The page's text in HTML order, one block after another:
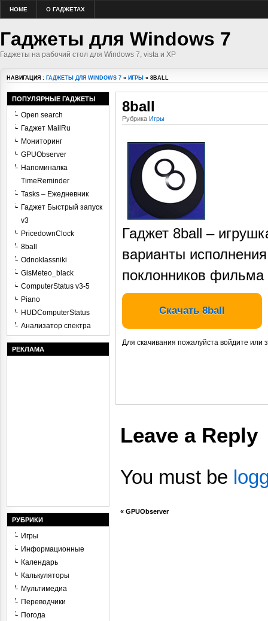
HOME О ГАДЖЕТАХ
Гаджеты для Windows 7
Гаджеты на рабочий стол для Windows 7, vista и XP
НАВИГАЦИЯ : ГАДЖЕТЫ ДЛЯ WINDOWS 7 » ИГРЫ » 8BALL
8ball
Рубрика Игры
Гаджет 8ball –
варианты
поклонников
Скачать 8ball
Для скачивания пожалуйста войдите или
Leave a Reply
You must be
«GPUObserver
ПОПУЛЯРНЫЕ ГАДЖЕТЫ
Open search
Гаджет MailRu
Мониторинг
GPUObserver
Напоминалка
TimeReminder
Tasks – Ежедневник
Гаджет Быстрый запуск
v3
PricedownClock
8ball
Odnoklassniki
GisMeteo_black
ComputerStatus v3-5
Piano
HUDComputerStatus
Анализатор спектра
РЕКЛАМА
РУБРИКИ
Игры
Информационные
Календарь
Калькуляторы
Мультимедиа
Переводчики
Погода